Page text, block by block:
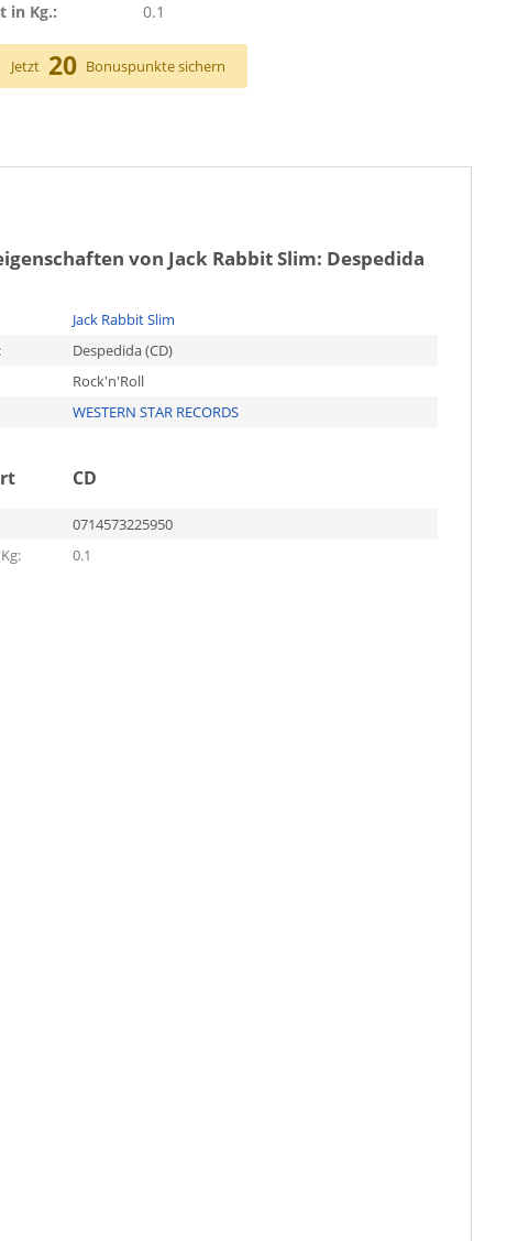
in Kg.:
0.1
Jetzt 20 Bonuspunkte sichern
von Jack Rabbit Slim: Despedida
Jack Rabbit Slim
Despedida (CD)
Rock'n'Roll
WESTERN STAR RECORDS
CD
0714573225950
0.1